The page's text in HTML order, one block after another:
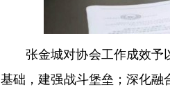
张金城对协会工作成效予
基础，建强战斗堡垒；深化融